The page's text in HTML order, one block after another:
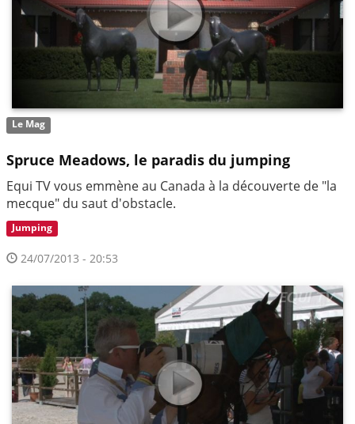
Le Mag
Spruce Meadows, le paradis du jumping
Equi TV vous emmène au Canada à la découverte de "la
mecque" du saut d'obstacle.
Jumping
24/07/2013 - 20:53